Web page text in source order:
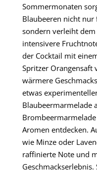
Sommermonaten
Blaubeeren nicht nur
sondern verleiht
intensivere
der Cocktail mit
Spritzer Orangensaft
wärmere
etwas
Blaubeermarmelade
Aromen entdecken.
wie Minze oder
raffinierte Note und